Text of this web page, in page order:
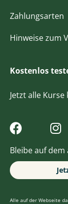
Zahlungsarten
Hinweise zum
Kostenlos
Jetzt alle
Bleibe auf
Alle auf der Webseite